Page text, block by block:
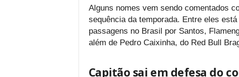
Alguns nomes vem sendo comentados
sequência da temporada. Entre eles
passagens no Brasil por Santos,
além de Pedro Caixinha, do Red Bull
Capitão sai em defesa do